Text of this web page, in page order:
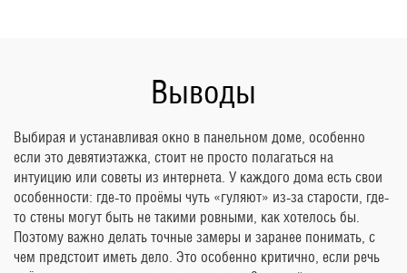
Выводы
Выбирая и устанавливая окно в панельном доме, особенно
если это девятиэтажка, стоит не просто полагаться на
интуицию или советы из интернета. У каждого дома есть свои
особенности: где-то проёмы чуть «гуляют» из-за старости, где-
то стены могут быть не такими ровными, как хотелось бы.
Поэтому важно делать точные замеры и заранее понимать, с
чем предстоит иметь дело. Это особенно критично, если речь